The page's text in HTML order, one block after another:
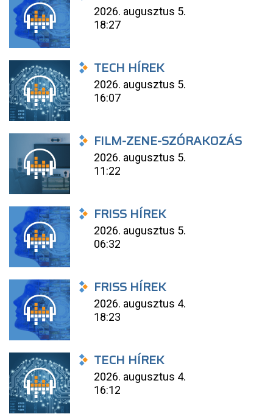
2026. augusztus 5.
18:27
TECH HÍREK
2026. augusztus 5.
16:07
FILM-ZENE-SZÓRAKOZÁS
2026. augusztus 5.
11:22
FRISS HÍREK
2026. augusztus 5.
06:32
FRISS HÍREK
2026. augusztus 4.
18:23
TECH HÍREK
2026. augusztus 4.
16:12